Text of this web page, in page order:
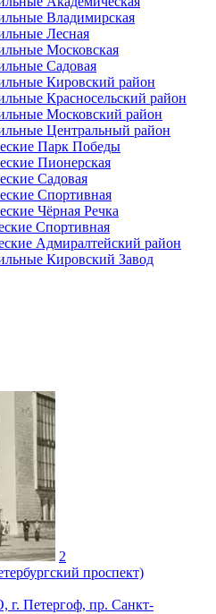
Владимирская
Лесная
Московская
Садовая
Кировский район
Красносельский район
Московский район
Центральный район
Парк Победы
Пионерская
Садовая
Спортивная
Чёрная Речка
Спортивная
Адмиралтейский район
Кировский Завод
2
проспект)
г. Петергоф, пр. Санкт-